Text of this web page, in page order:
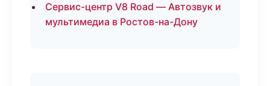
Сервис-центр V8 Road — Автозвук и
мультимедиа в Ростов-на-Дону